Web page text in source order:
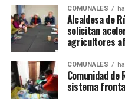
COMUNALES
Alcaldesa de
solicitan
agricultores
COMUNALES
Comunidad
sistema